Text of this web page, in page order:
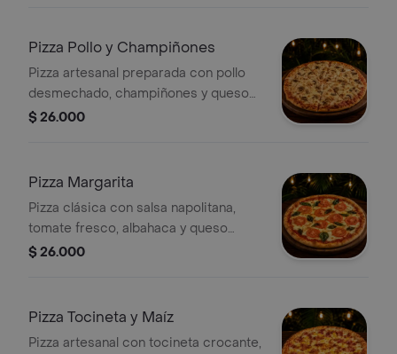
Pizza Pollo y Champiñones
Pizza artesanal preparada con pollo
desmechado, champiñones y queso
mozzarella.
$ 26.000
Pizza Margarita
Pizza clásica con salsa napolitana,
tomate fresco, albahaca y queso
mozzarella.
$ 26.000
Pizza Tocineta y Maíz
Pizza artesanal con tocineta crocante,